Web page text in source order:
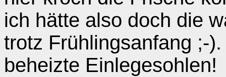
ich hätte also doch die
trotz Frühlingsanfang ;-
beheizte Einlegesohlen!